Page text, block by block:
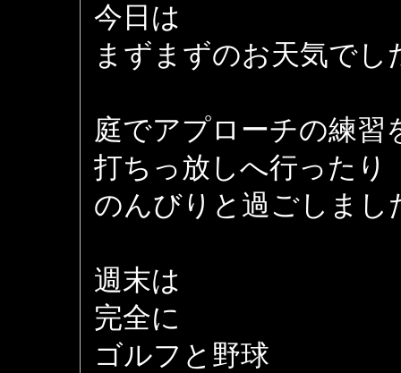
今日は
まずまずのお天気でし
庭でアプローチの練習
打ちっ放しへ行ったり
のんびりと過ごしまし
週末は
完全に
ゴルフと野球